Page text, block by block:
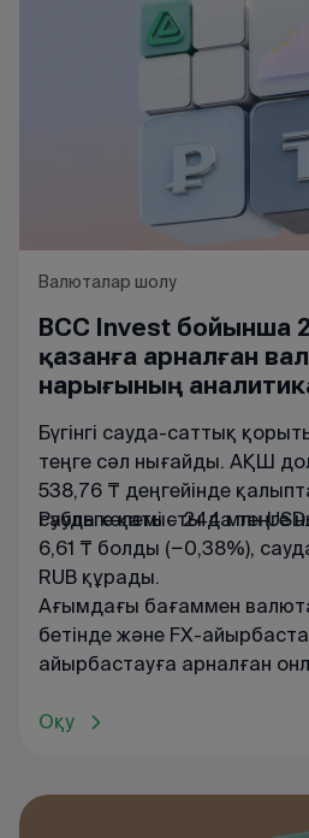
Валюталар шолу
BCC Invest бойынша
қазанға арналған
нарығының
Бүгінгі сауда-саттық
теңге сәл нығайды. АҚШ
538,76 ₸ деңгейінде
сауда көлемі – 244 млн USD.
Рубльге қатысты да теңге
6,61 ₸ болды (−0,38%),
RUB құрады.
Ағымдағы бағаммен
бетіндежәне FX-
айырбастауға арналған
Оқу